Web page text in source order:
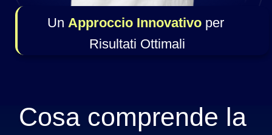
Un Approccio Innovativo per
Risultati Ottimali
Cosa comprende la